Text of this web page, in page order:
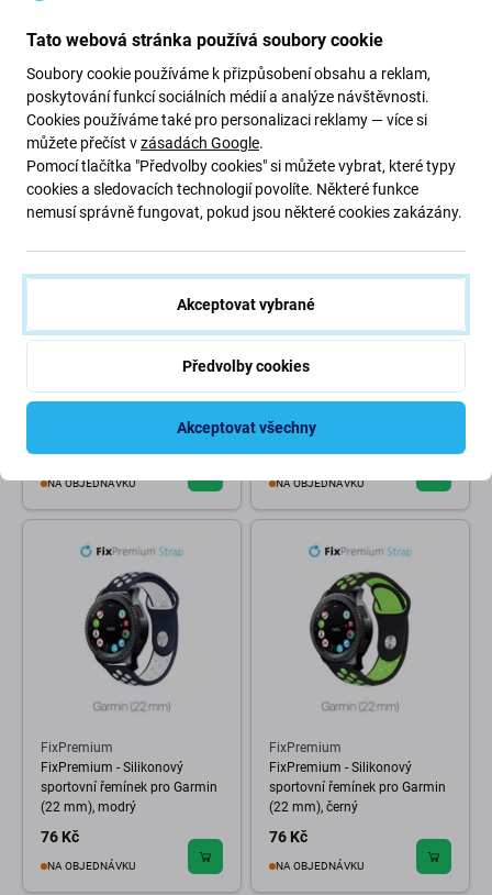
Řemínek pro Garmin (22mm),
OČEKÁVAME 10 ks,
(07.08.2026)
152 Kč
NA OBJEDNÁVKU
sportovní řemínek pro Garmin
253 Kč
NA OBJEDNÁVKU
FixPremium
silikonový řemínek pro Garmin
(QuickFit 22 mm), zelený
355 Kč
NA OBJEDNÁVKU
FixPremium
FixPremium - Silikonový
sportovní řemínek pro Garmin
(22 mm), modrý
76 Kč
NA OBJEDNÁVKU
FixPremium
FixPremium - Silikonový
sportovní řemínek pro Garmin
(22 mm), černý
76 Kč
NA OBJEDNÁVKU
Tato webová stránka používá soubory cookie
Soubory cookie používáme k přizpůsobení obsahu a reklam,
poskytování funkcí sociálních médií a analýze návštěvnosti.
Cookies používáme také pro personalizaci reklamy — více si
můžete přečíst vzásadách Google.
Pomocí tlačítka "Předvolby cookies" si můžete vybrat, které typy
cookies a sledovacích technologií povolíte. Některé funkce
nemusí správně fungovat, pokud jsou některé cookies zakázány.
Akceptovat vybrané
Předvolby cookies
Akceptovat všechny